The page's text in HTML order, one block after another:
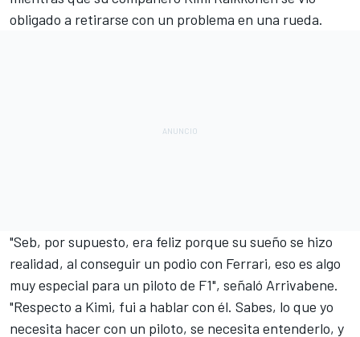
obligado a retirarse con un problema en una rueda.
"Seb, por supuesto, era feliz porque su sueño se hizo
realidad, al conseguir un podio con Ferrari, eso es algo
muy especial para un piloto de F1", señaló Arrivabene.
"Respecto a Kimi, fui a hablar con él. Sabes, lo que yo
necesita hacer con un piloto, se necesita entenderlo, y